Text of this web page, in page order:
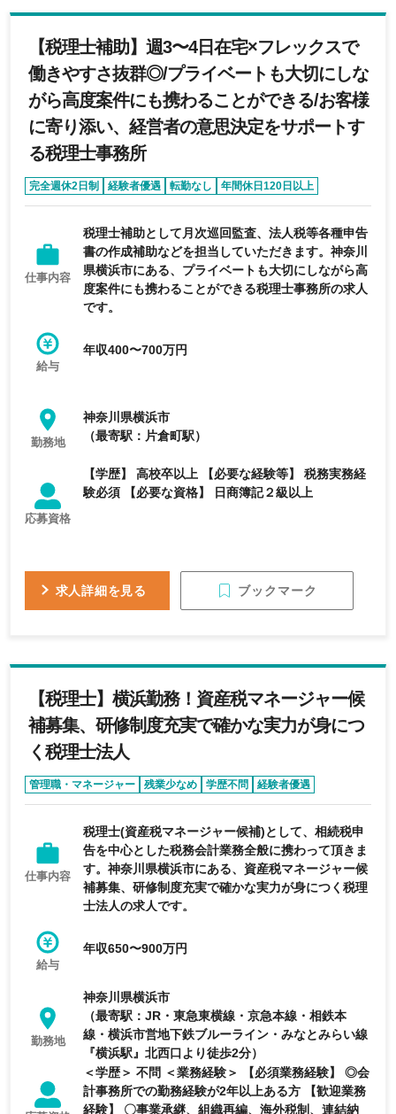
【税理士補助】週3〜4日在宅×フレックスで
働きやすさ抜群◎/プライベートも大切にしな
がら高度案件にも携わることができる/お客様
に寄り添い、経営者の意思決定をサポートす
る税理士事務所
完全週休2日制 経験者優遇 転勤なし
年間休日120日以上
急募求人
仕事内容
税理士補助として月次巡回監査、法人税等各種申告
書の作成補助などを担当していただきます。神奈川
県横浜市にある、プライベートも大切にしながら高
度案件にも携わることができる税理士事務所の求人
です。
給与
年収400〜700万円
勤務地
神奈川県横浜市
（最寄駅：片倉町駅）
応募資格
【学歴】 高校卒以上 【必要な経験等】 税務実務経
験必須 【必要な資格】 日商簿記２級以上
求人詳細を見る ブックマーク
【税理士】横浜勤務！資産税マネージャー候
補募集、研修制度充実で確かな実力が身につ
く税理士法人
管理職・マネージャー 残業少なめ 学歴不問 経験者優遇
仕事内容
税理士(資産税マネージャー候補)として、相続税申
告を中心とした税務会計業務全般に携わって頂きま
す。神奈川県横浜市にある、資産税マネージャー候
補募集、研修制度充実で確かな実力が身につく税理
士法人の求人です。
給与
年収650〜900万円
勤務地
神奈川県横浜市
（最寄駅：JR・東急東横線・京急本線・相鉄本
線・横浜市営地下鉄ブルーライン・みなとみらい線
『横浜駅』北西口より徒歩2分）
＜学歴＞ 不問 ＜業務経験＞ 【必須業務経験】 ◎会
計事務所での勤務経験が2年以上ある方 【歓迎業務
経験】 〇事業承継、組織再編、海外税制、連結納